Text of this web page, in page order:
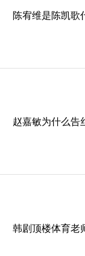
陈宥维是陈凯歌
赵嘉敏为什么告
韩剧顶楼体育老